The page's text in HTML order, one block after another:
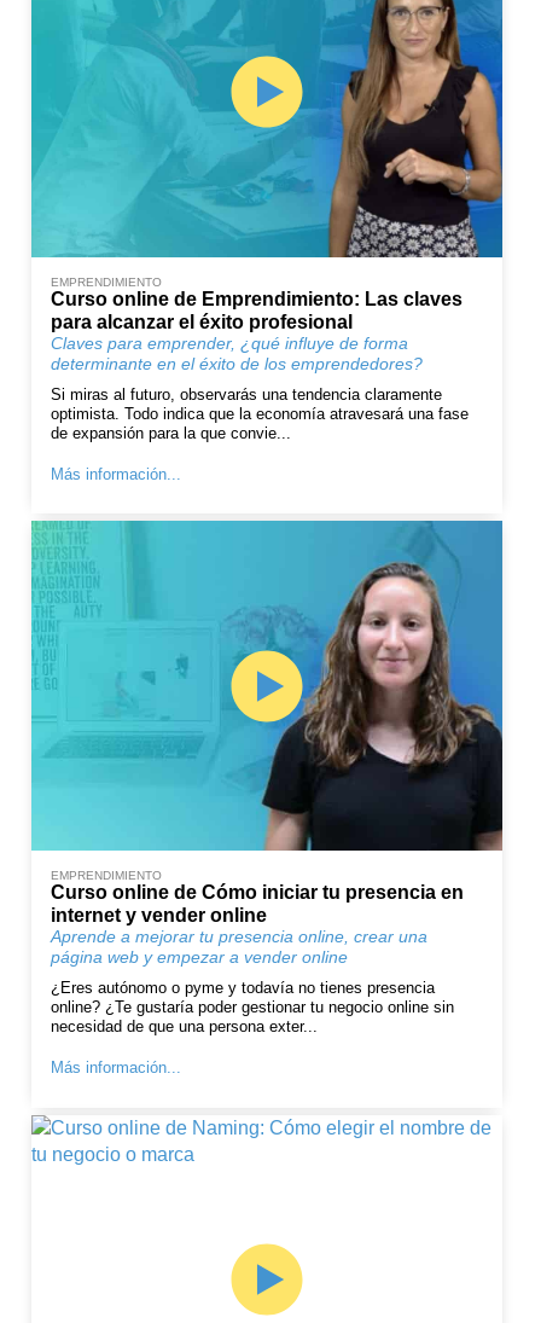
EMPRENDIMIENTO
Curso online de Emprendimiento: Las claves
para alcanzar el éxito profesional
Claves para emprender, ¿qué influye de forma
determinante en el éxito de los emprendedores?
Si miras al futuro, observarás una tendencia claramente
optimista. Todo indica que la economía atravesará una fase
de expansión para la que convie...
Más información...
EMPRENDIMIENTO
Curso online de Cómo iniciar tu presencia en
internet y vender online
Aprende a mejorar tu presencia online, crear una
página web y empezar a vender online
¿Eres autónomo o pyme y todavía no tienes presencia
online? ¿Te gustaría poder gestionar tu negocio online sin
necesidad de que una persona exter...
Más información...